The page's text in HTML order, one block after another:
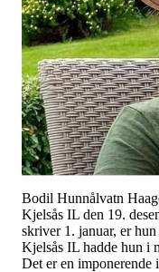
Bodil Hunnålvatn
Kjelsås IL den 19.
skriver 1. januar, er
Kjelsås IL hadde hun i
Det er en imponerende